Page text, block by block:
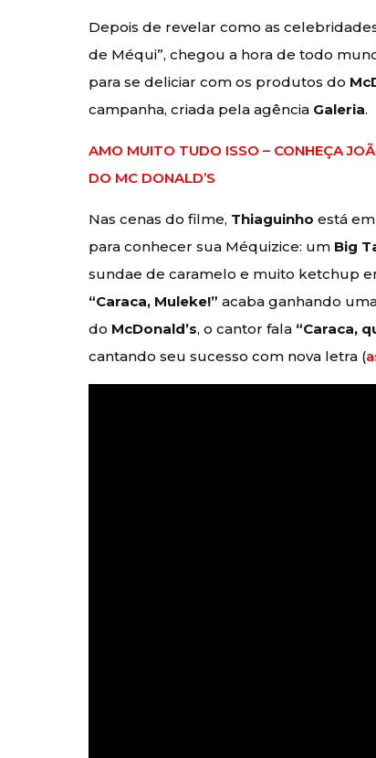
Depois de revelar como as
de Méqui”, chegou a hora de todo
para se deliciar com os produtos do
campanha, criada pela agência Galeria.
AMO MUITO TUDO ISSO – CONHEÇA
DO MC DONALD’S
Nas cenas do filme, Thiaguinho está
para conhecer sua Méquizice: um Big
sundae de caramelo e muito ketchup
“Caraca, Muleke!” acaba ganhando
do McDonald’s, o cantor fala “Caraca,
cantando seu sucesso com nova letra (